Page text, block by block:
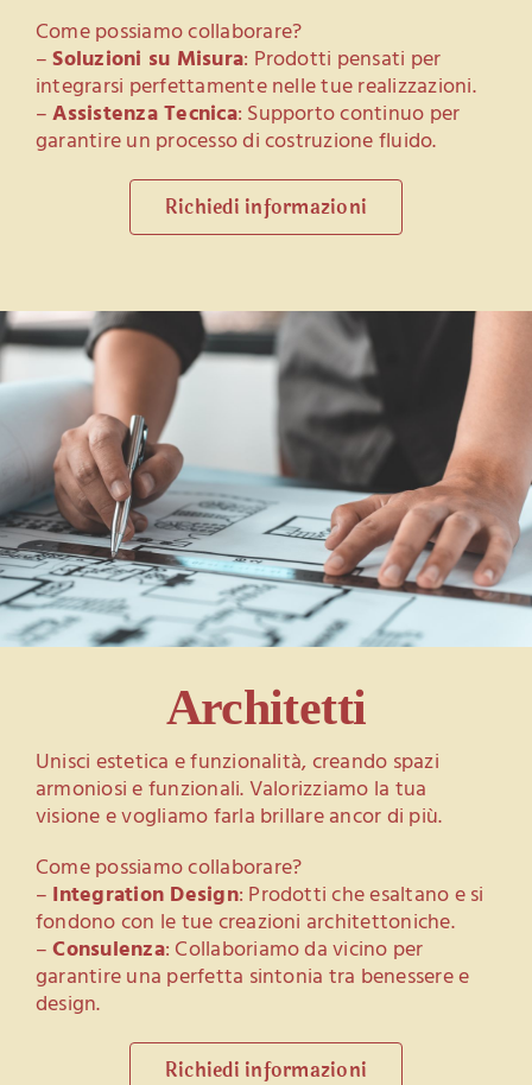
Come possiamo collaborare?
–Soluzioni su Misura: Prodotti pensati per
integrarsi perfettamente nelle tue realizzazioni.
–Assistenza Tecnica: Supporto continuo per
garantire un processo di costruzione fluido.
Richiedi informazioni
Architetti
Unisci estetica e funzionalità, creando spazi
armoniosi e funzionali. Valorizziamo la tua
visione e vogliamo farla brillare ancor di più.
Come possiamo collaborare?
– Integration Design: Prodotti che esaltano e si
fondono con le tue creazioni architettoniche.
–Consulenza: Collaboriamo da vicino per
garantire una perfetta sintonia tra benessere e
design.
Richiedi informazioni